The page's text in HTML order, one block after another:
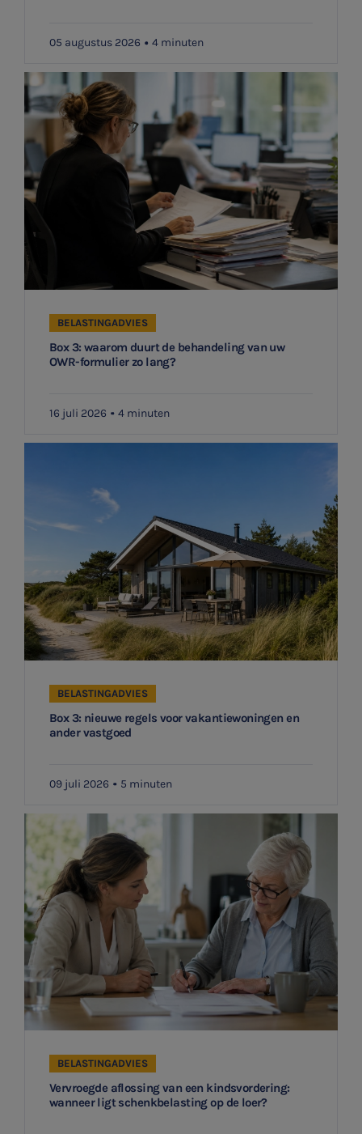
05 augustus 2026 4 minuten
Box 3: waarom duurt de behandeling van uw
OWR-formulier zo lang?
BELASTINGADVIES
16 juli 2026 4 minuten
Box 3: nieuwe regels voor vakantiewoningen en
ander vastgoed
BELASTINGADVIES
09 juli 2026 5 minuten
Vervroegde aflossing van een kindsvordering:
wanneer ligt schenkbelasting op de loer?
BELASTINGADVIES